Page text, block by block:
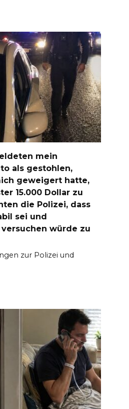
mein
als gestohlen,
geweigert hatte,
15.000 Dollar zu
die Polizei, dass
sei und
würde zu
zur Polizei und